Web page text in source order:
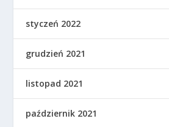
styczeń 2022
grudzień 2021
listopad 2021
październik 2021